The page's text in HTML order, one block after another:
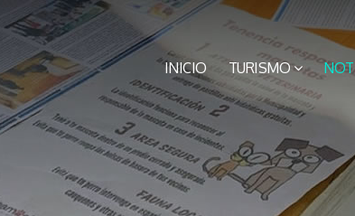
INICIO TURISMO